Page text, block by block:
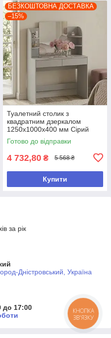
БЕЗКОШТОВНА ДОСТАВКА
–15%
Туалетний столик з
квадратним дзеркалом
1250х1000х400 мм Сірий
Готово до відправки
4 732,80 ₴ 5 568 ₴
Купити
за рік
Дністровський, Україна
до 17:00
КНОПКА
ЗВ'ЯЗКУ